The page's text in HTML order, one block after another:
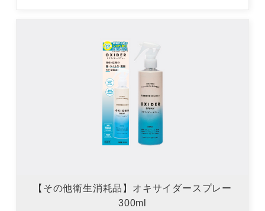
【その他衛生消耗品】オキサイダースプレー
300ml